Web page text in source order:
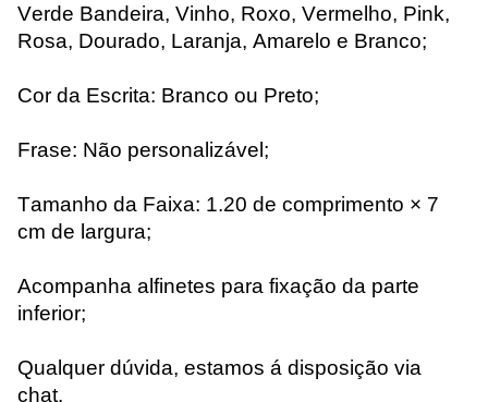
Verde Bandeira, Vinho, Roxo, Vermelho, Pink,
Rosa, Dourado, Laranja, Amarelo e Branco;
Cor da Escrita: Branco ou Preto;
Frase: Não personalizável;
Tamanho da Faixa: 1.20 de comprimento × 7
cm de largura;
Acompanha alfinetes para fixação da parte
inferior;
Qualquer dúvida, estamos á disposição via
chat.